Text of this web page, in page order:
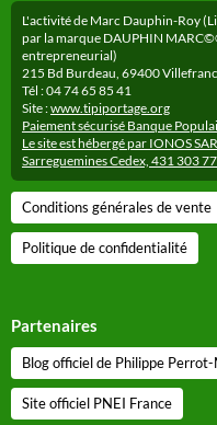
L'activité de Marc Dauphin-Roy
par la marque DAUPHIN
entrepreneurial)
215 Bd Burdeau, 69400
Tél : 04 74 65 85 41
Site :www.tipiportage.org
Paiement sécurisé Banque
Le site est hébergé par IONOS
Sarreguemines Cedex, 431 303
Conditions générales de vente
Politique de confidentialité
Partenaires
Blog officiel de Philippe
Site officiel PNEI France